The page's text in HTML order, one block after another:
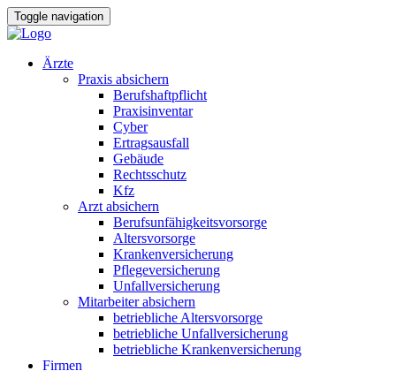
Toggle navigation
Ärzte
Praxis absichern
Berufshaftpflicht
Praxisinventar
Cyber
Ertragsausfall
Gebäude
Rechtsschutz
Kfz
Arzt absichern
Berufsunfähigkeitsvorsorge
Altersvorsorge
Krankenversicherung
Pflegeversicherung
Unfallversicherung
Mitarbeiter absichern
betriebliche Altersvorsorge
betriebliche Unfallversicherung
betriebliche Krankenversicherung
Firmen